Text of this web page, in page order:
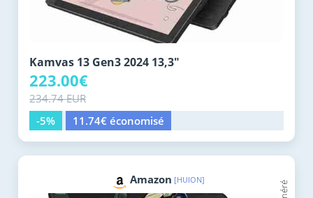
Kamvas 13 Gen3 2024 13,3"
223.00€
234.74 EUR
-5%
11.74€ économisé
Amazon [HUION]